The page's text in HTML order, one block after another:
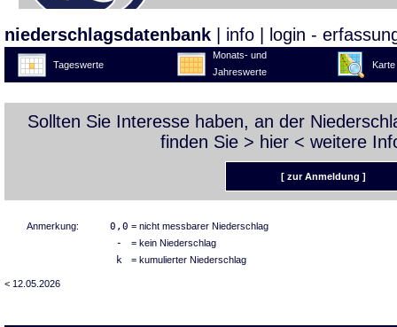
niederschlagsdatenbank info login -
Tageswerte
Monats- und
Jahreswerte
Karte
Sollten Sie Interesse haben, an der
finden Sie > hier < weitere
[ zur Anmeldung ]
Anmerkung: 0,0 = nicht messbarer Niederschlag
- = kein Niederschlag
k = kumulierter Niederschlag
< 12.05.2026